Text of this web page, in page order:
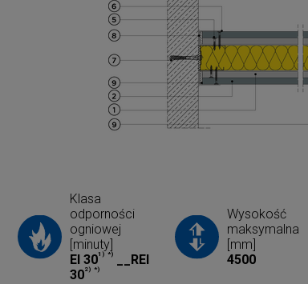
Klasa
odporności
ogniowej
[minuty]
EI 301) *)__REI
302) *)
Wysokość
maksymalna
[mm]
4500